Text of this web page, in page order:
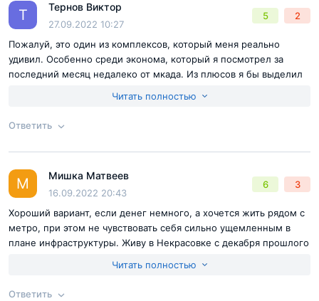
Отправить комментарий
Ответ на отзыв
Согласен справилами публикациина сайте
Отправить комментарий
Т Тернов Виктор
27.09.2022 10:27
5 2
Пожалуй, это один из комплексов, который меня реально
удивил. Особенно среди эконома, который я посмотрел за
последний месяц недалеко от мкада. Из плюсов я бы выделил
область, хорошее транспортное сообщение. К минусом,
Читать полностью
Ответить
Ответ на отзыв
М Мишка Матвеев
16.09.2022 20:43
6 3
Хороший вариант, если денег немного, а хочется жить рядом с
метро, при этом не чувствовать себя сильно ущемленным в
плане инфраструктуры. Живу в Некрасовке с декабря прошлого
несколько человек переехали в этот комплекс среди знакомых
Читать полностью
Ответить